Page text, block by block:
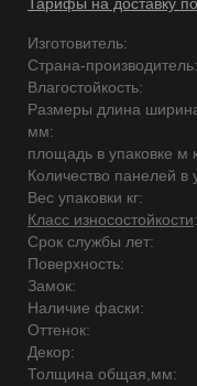
Изготовитель:
Страна-производитель:
Влагостойкость:
Размеры длина
мм:
площадь в упаковке м
Количество панелей в
Вес упаковки кг:
Класс износостойкости:
Срок службы лет:
Поверхность:
Замок:
Наличие фаски:
Оттенок:
Декор:
Толщина общая,мм: